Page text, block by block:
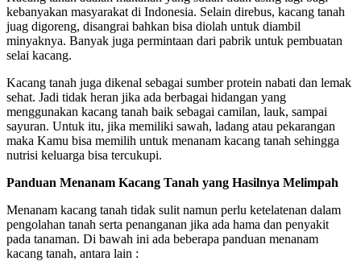
kebanyakan masyarakat di Indonesia. Selain direbus, kacang tanah
juag digoreng, disangrai bahkan bisa diolah untuk diambil
minyaknya. Banyak juga permintaan dari pabrik untuk pembuatan
selai kacang.
Kacang tanah juga dikenal sebagai sumber protein nabati dan lemak
sehat. Jadi tidak heran jika ada berbagai hidangan yang
menggunakan kacang tanah baik sebagai camilan, lauk, sampai
sayuran. Untuk itu, jika memiliki sawah, ladang atau pekarangan
maka Kamu bisa memilih untuk menanam kacang tanah sehingga
nutrisi keluarga bisa tercukupi.
Panduan Menanam Kacang Tanah yang Hasilnya Melimpah
Menanam kacang tanah tidak sulit namun perlu ketelatenan dalam
pengolahan tanah serta penanganan jika ada hama dan penyakit
pada tanaman. Di bawah ini ada beberapa panduan menanam
kacang tanah, antara lain :